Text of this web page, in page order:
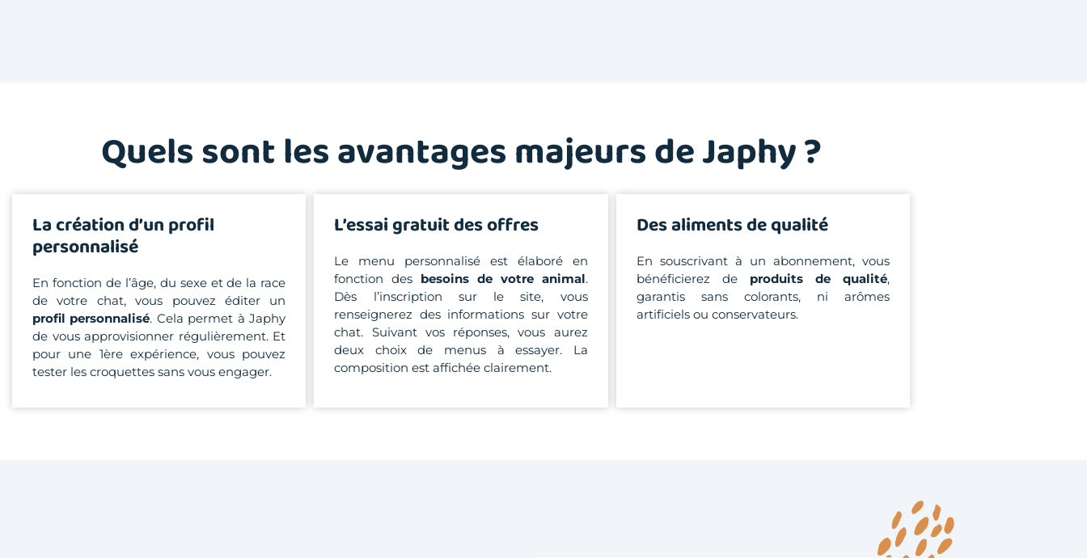
Quels sont les avantages majeurs de Japhy ?
La création d’un profil
personnalisé
En fonction de l’âge, du sexe et de la race
de votre chat, vous pouvez éditer un
profil personnalisé. Cela permet à Japhy
de vous approvisionner régulièrement. Et
pour une 1ère expérience, vous pouvez
tester les croquettes sans vous engager.
L’essai gratuit des offres
Le menu personnalisé est élaboré en
fonction des besoins de votre animal.
Dès l’inscription sur le site, vous
renseignerez des informations sur votre
chat. Suivant vos réponses, vous aurez
deux choix de menus à essayer. La
composition est affichée clairement.
Des aliments de qualité
En souscrivant à un abonnement, vous
bénéficierez de produits de qualité,
garantis sans colorants, ni arômes
artificiels ou conservateurs.